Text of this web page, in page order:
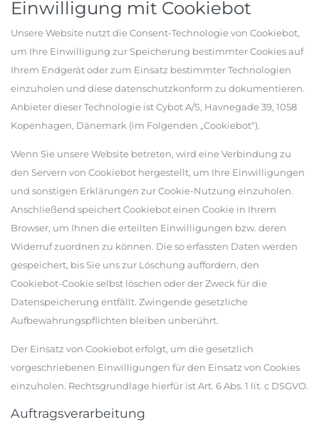
Einwilligung mit Cookiebot
Unsere Website nutzt die Consent-Technologie von Cookiebot,
um Ihre Einwilligung zur Speicherung bestimmter Cookies auf
Ihrem Endgerät oder zum Einsatz bestimmter Technologien
einzuholen und diese datenschutzkonform zu dokumentieren.
Anbieter dieser Technologie ist Cybot A/S, Havnegade 39, 1058
Kopenhagen, Dänemark (im Folgenden „Cookiebot“).
Wenn Sie unsere Website betreten, wird eine Verbindung zu
den Servern von Cookiebot hergestellt, um Ihre Einwilligungen
und sonstigen Erklärungen zur Cookie-Nutzung einzuholen.
Anschließend speichert Cookiebot einen Cookie in Ihrem
Browser, um Ihnen die erteilten Einwilligungen bzw. deren
Widerruf zuordnen zu können. Die so erfassten Daten werden
gespeichert, bis Sie uns zur Löschung auffordern, den
Cookiebot-Cookie selbst löschen oder der Zweck für die
Datenspeicherung entfällt. Zwingende gesetzliche
Aufbewahrungspflichten bleiben unberührt.
Der Einsatz von Cookiebot erfolgt, um die gesetzlich
vorgeschriebenen Einwilligungen für den Einsatz von Cookies
einzuholen. Rechtsgrundlage hierfür ist Art. 6 Abs. 1 lit. c DSGVO.
Auftragsverarbeitung